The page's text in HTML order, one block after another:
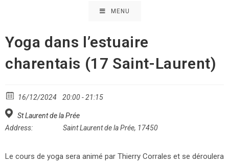
MENU
Yoga dans l’estuaire
charentais (17 Saint-Laurent)
16/12/2024 20:00 - 21:15
St Laurent de la Prée
Address:
Saint Laurent de la Prée, 17450
Le cours de yoga sera animé par Thierry Corrales et se déroulera